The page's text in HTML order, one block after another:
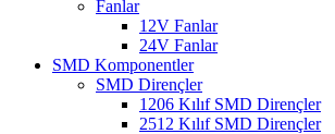
Fanlar
12V Fanlar
24V Fanlar
SMD Komponentler
SMD Dirençler
1206 Kılıf SMD Dirençler
2512 Kılıf SMD Dirençler